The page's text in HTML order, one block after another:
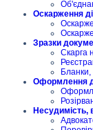
Оскарження
Зразки
Скарга
Оформлення
Несудимість,